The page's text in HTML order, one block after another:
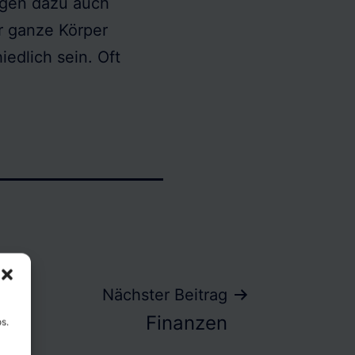
ganze Körper
sein. Oft
Nächster Beitrag
Finanzen